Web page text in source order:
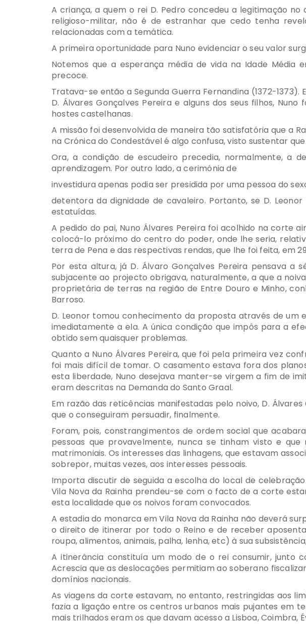
A criança, a quem o rei D. Pedro concedeu a legitimação
religioso-militar, não é de estranhar que cedo tenha
relacionadas com a temática.
A primeira oportunidade para Nuno evidenciar o seu valor
Notemos que a esperança média de vida na Idade
precoce.
Tratava-se então a Segunda Guerra Fernandina (1372-
D. Álvares Gonçalves Pereira e alguns dos seus filhos,
hostes castelhanas.
A missão foi desenvolvida de maneira tão satisfatória que a
na Crónica do Condestável é algo confusa, visto sustentar
Ora, a condição de escudeiro precedia, normalmente, a
aprendizagem. Por outro lado, a cerimónia de
investidura apenas podia ser presidida por uma pessoa do
detentora da dignidade de cavaleiro. Portanto, se D.
estatuídas.
A pedido do pai, Nuno Álvares Pereira foi acolhido na corte
colocá-lo próximo do centro do poder, onde lhe seria,
terra de Pena e das respectivas rendas, que lhe foi feita, em 29
Por esta altura, já D. Álvaro Gonçalves Pereira pensava
subjacente ao projecto obrigava, naturalmente, a que a
proprietária de terras na região de Entre Douro e Minho,
Barroso.
D. Leonor tomou conhecimento da proposta através de um
imediatamente a ela. A única condição que impôs para a
obtido sem quaisquer problemas.
Quanto a Nuno Álvares Pereira, que foi pela primeira vez
foi mais difícil de tomar. O casamento estava fora dos
esta liberdade, Nuno desejava manter-se virgem a fim de
eram descritas na Demanda do Santo Graal.
Em razão das reticências manifestadas pelo noivo, D.
que o conseguiram persuadir, finalmente.
Foram, pois, constrangimentos de ordem social que
pessoas que provavelmente, nunca se tinham visto e
matrimoniais. Os interesses das linhagens, que estavam
sobrepor, muitas vezes, aos interesses pessoais.
Importa discutir de seguida a escolha do local de
Vila Nova da Rainha prendeu-se com o facto de a corte
esta localidade que os noivos foram convocados.
A estadia do monarca em Vila Nova da Rainha não deverá
o direito de itinerar por todo o Reino e de receber
roupa, alimentos, animais, palha, lenha, etc) à sua
A itinerância constituía um modo de o rei consumir, junto
Acrescia que as deslocações permitiam ao soberano
domínios nacionais.
As viagens da corte estavam, no entanto, restringidas aos
fazia a ligação entre os centros urbanos mais pujantes em
mais trilhados eram os que davam acesso a Lisboa, Coimbra,